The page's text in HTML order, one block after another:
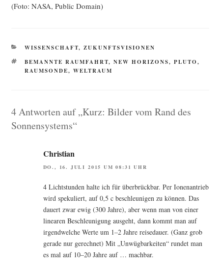
(Foto: NASA, Public Domain)
KATEGORIEN
WISSENSCHAFT, ZUKUNFTSVISIONEN
SCHLAGWÖRTER
BEMANNTE RAUMFAHRT, NEW HORIZONS, PLUTO,
RAUMSONDE, WELTRAUM
4 Antworten auf „Kurz: Bilder vom Rand des
Sonnensystems“
Christian
DO., 16. JULI 2015 UM 08:31 UHR
4 Licht­stun­den hal­te ich für über­brück­bar. Per Ionen­an­trieb
wird spe­ku­liert, auf 0,5 c beschleu­ni­gen zu kön­nen. Das
dau­ert zwar ewig (300 Jah­re), aber wenn man von einer
linea­ren Beschleu­ni­gung aus­geht, dann kommt man auf
irgend­wel­che Wer­te um 1–2 Jah­re rei­se­dau­er. (Ganz grob
gera­de nur gerech­net) Mit „Unwüg­bar­kei­ten“ run­det man
es mal auf 10–20 Jah­re auf … machbar.